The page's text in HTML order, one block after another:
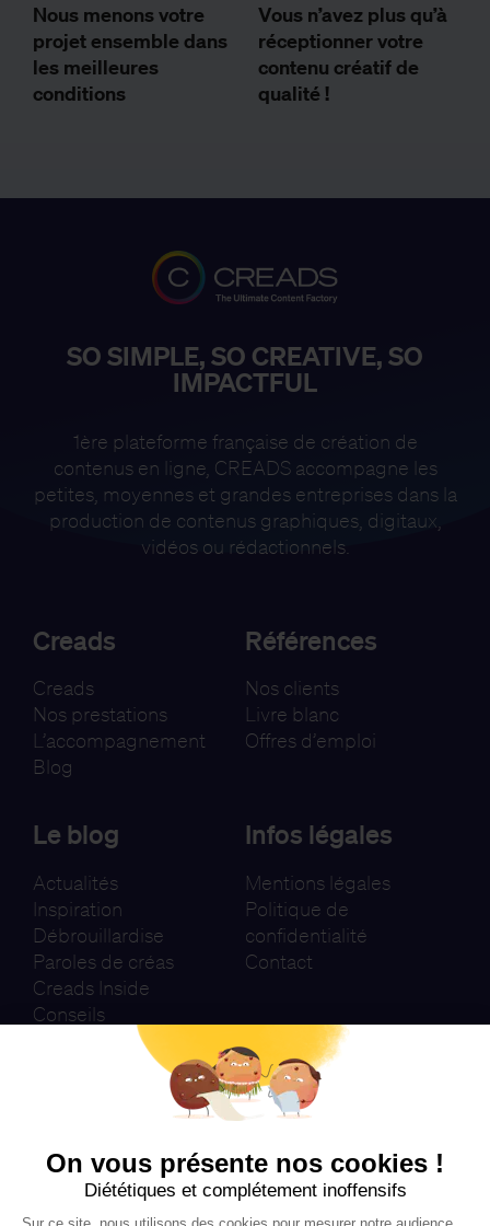
Nous menons votre
projet ensemble dans
les meilleures
conditions
Vous n’avez plus qu’à
réceptionner votre
contenu créatif de
qualité !
SO SIMPLE, SO CREATIVE, SO
IMPACTFUL
1ère plateforme française de création de
contenus en ligne, CREADS accompagne les
petites, moyennes et grandes entreprises dans la
production de contenus graphiques, digitaux,
vidéos ou rédactionnels.
Creads
Creads
Nos prestations
L’accompagnement
Blog
Références
Nos clients
Livre blanc
Offres d’emploi
Le blog
Actualités
Inspiration
Débrouillardise
Paroles de créas
Creads Inside
Conseils
Infos légales
Mentions légales
Politique de
confidentialité
Contact
On vous présente nos cookies !
Diététiques et complétement inoffensifs
Sur ce site, nous utilisons des cookies pour mesurer notre audience,